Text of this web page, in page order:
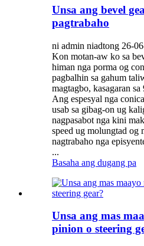
Unsa ang bevel
pagtrabaho
ni admin niadtong 26-
Kon motan-aw ko sa
himan nga porma og
pagbalhin sa gahum
magtagbo, kasagaran
Ang espesyal nga
usab sa gibag-on ug
nagpasabot nga kini
speed ug molungtad og
nagtrabaho nga
...
Basaha ang dugang pa
Unsa ang mas
pinion o steering